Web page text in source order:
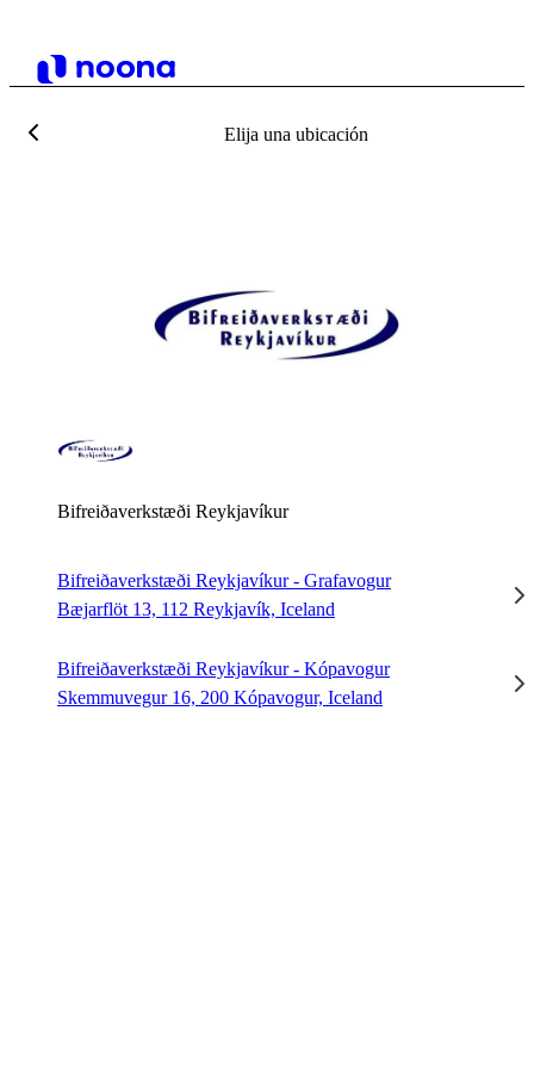
Elija una ubicación
Bifreiðaverkstæði Reykjavíkur
Bifreiðaverkstæði Reykjavíkur - Grafavogur
Bæjarflöt 13, 112 Reykjavík, Iceland
Bifreiðaverkstæði Reykjavíkur - Kópavogur
Skemmuvegur 16, 200 Kópavogur, Iceland